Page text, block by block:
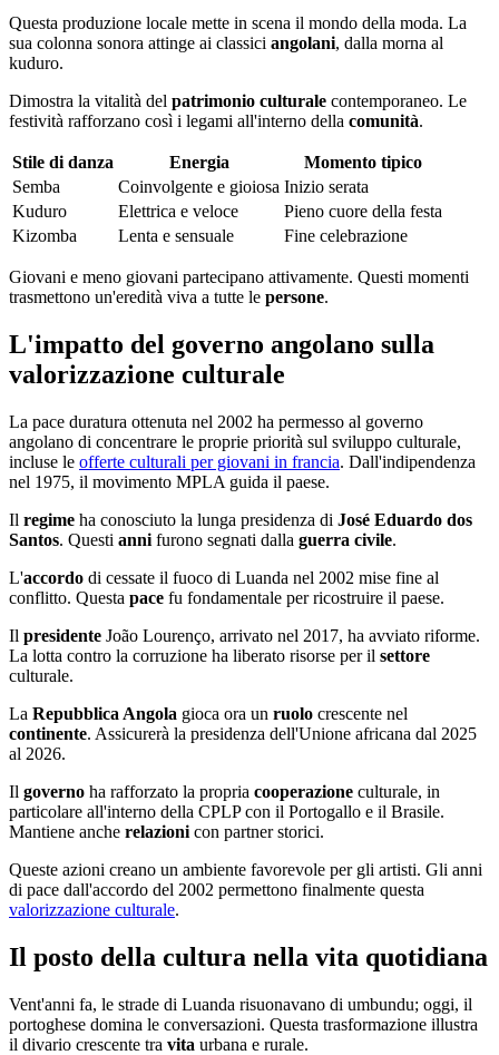
Questa produzione locale mette in scena il mondo della moda. La
sua colonna sonora attinge ai classici angolani, dalla morna al
kuduro.
Dimostra la vitalità del patrimonio culturale contemporaneo. Le
festività rafforzano così i legami all'interno della comunità.
Stile di danza Energia
Momento tipico
Semba
Coinvolgente e gioiosa Inizio serata
Kuduro
Elettrica e veloce
Pieno cuore della festa
Kizomba
Lenta e sensuale Fine celebrazione
Giovani e meno giovani partecipano attivamente. Questi momenti
trasmettono un'eredità viva a tutte le persone.
L'impatto del governo angolano sulla
valorizzazione culturale
La pace duratura ottenuta nel 2002 ha permesso al governo
angolano di concentrare le proprie priorità sul sviluppo culturale,
incluse le offerte culturali per giovani in francia. Dall'indipendenza
nel 1975, il movimento MPLA guida il paese.
Il regime ha conosciuto la lunga presidenza di José Eduardo dos
Santos. Questi anni furono segnati dalla guerra civile.
L'accordo di cessate il fuoco di Luanda nel 2002 mise fine al
conflitto. Questa pace fu fondamentale per ricostruire il paese.
Il presidente João Lourenço, arrivato nel 2017, ha avviato riforme.
La lotta contro la corruzione ha liberato risorse per il settore
culturale.
La Repubblica Angola gioca ora un ruolo crescente nel
continente. Assicurerà la presidenza dell'Unione africana dal 2025
al 2026.
Il governo ha rafforzato la propria cooperazione culturale, in
particolare all'interno della CPLP con il Portogallo e il Brasile.
Mantiene anche relazioni con partner storici.
Queste azioni creano un ambiente favorevole per gli artisti. Gli anni
di pace dall'accordo del 2002 permettono finalmente questa
valorizzazione culturale.
Il posto della cultura nella vita quotidiana
Vent'anni fa, le strade di Luanda risuonavano di umbundu; oggi, il
portoghese domina le conversazioni. Questa trasformazione illustra
il divario crescente tra vita urbana e rurale.